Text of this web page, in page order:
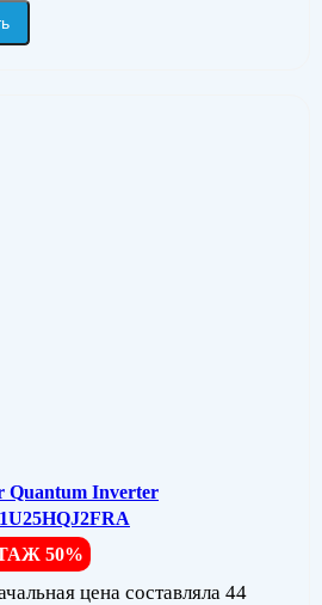
Quantum Inverter
50%
цена составляла 44